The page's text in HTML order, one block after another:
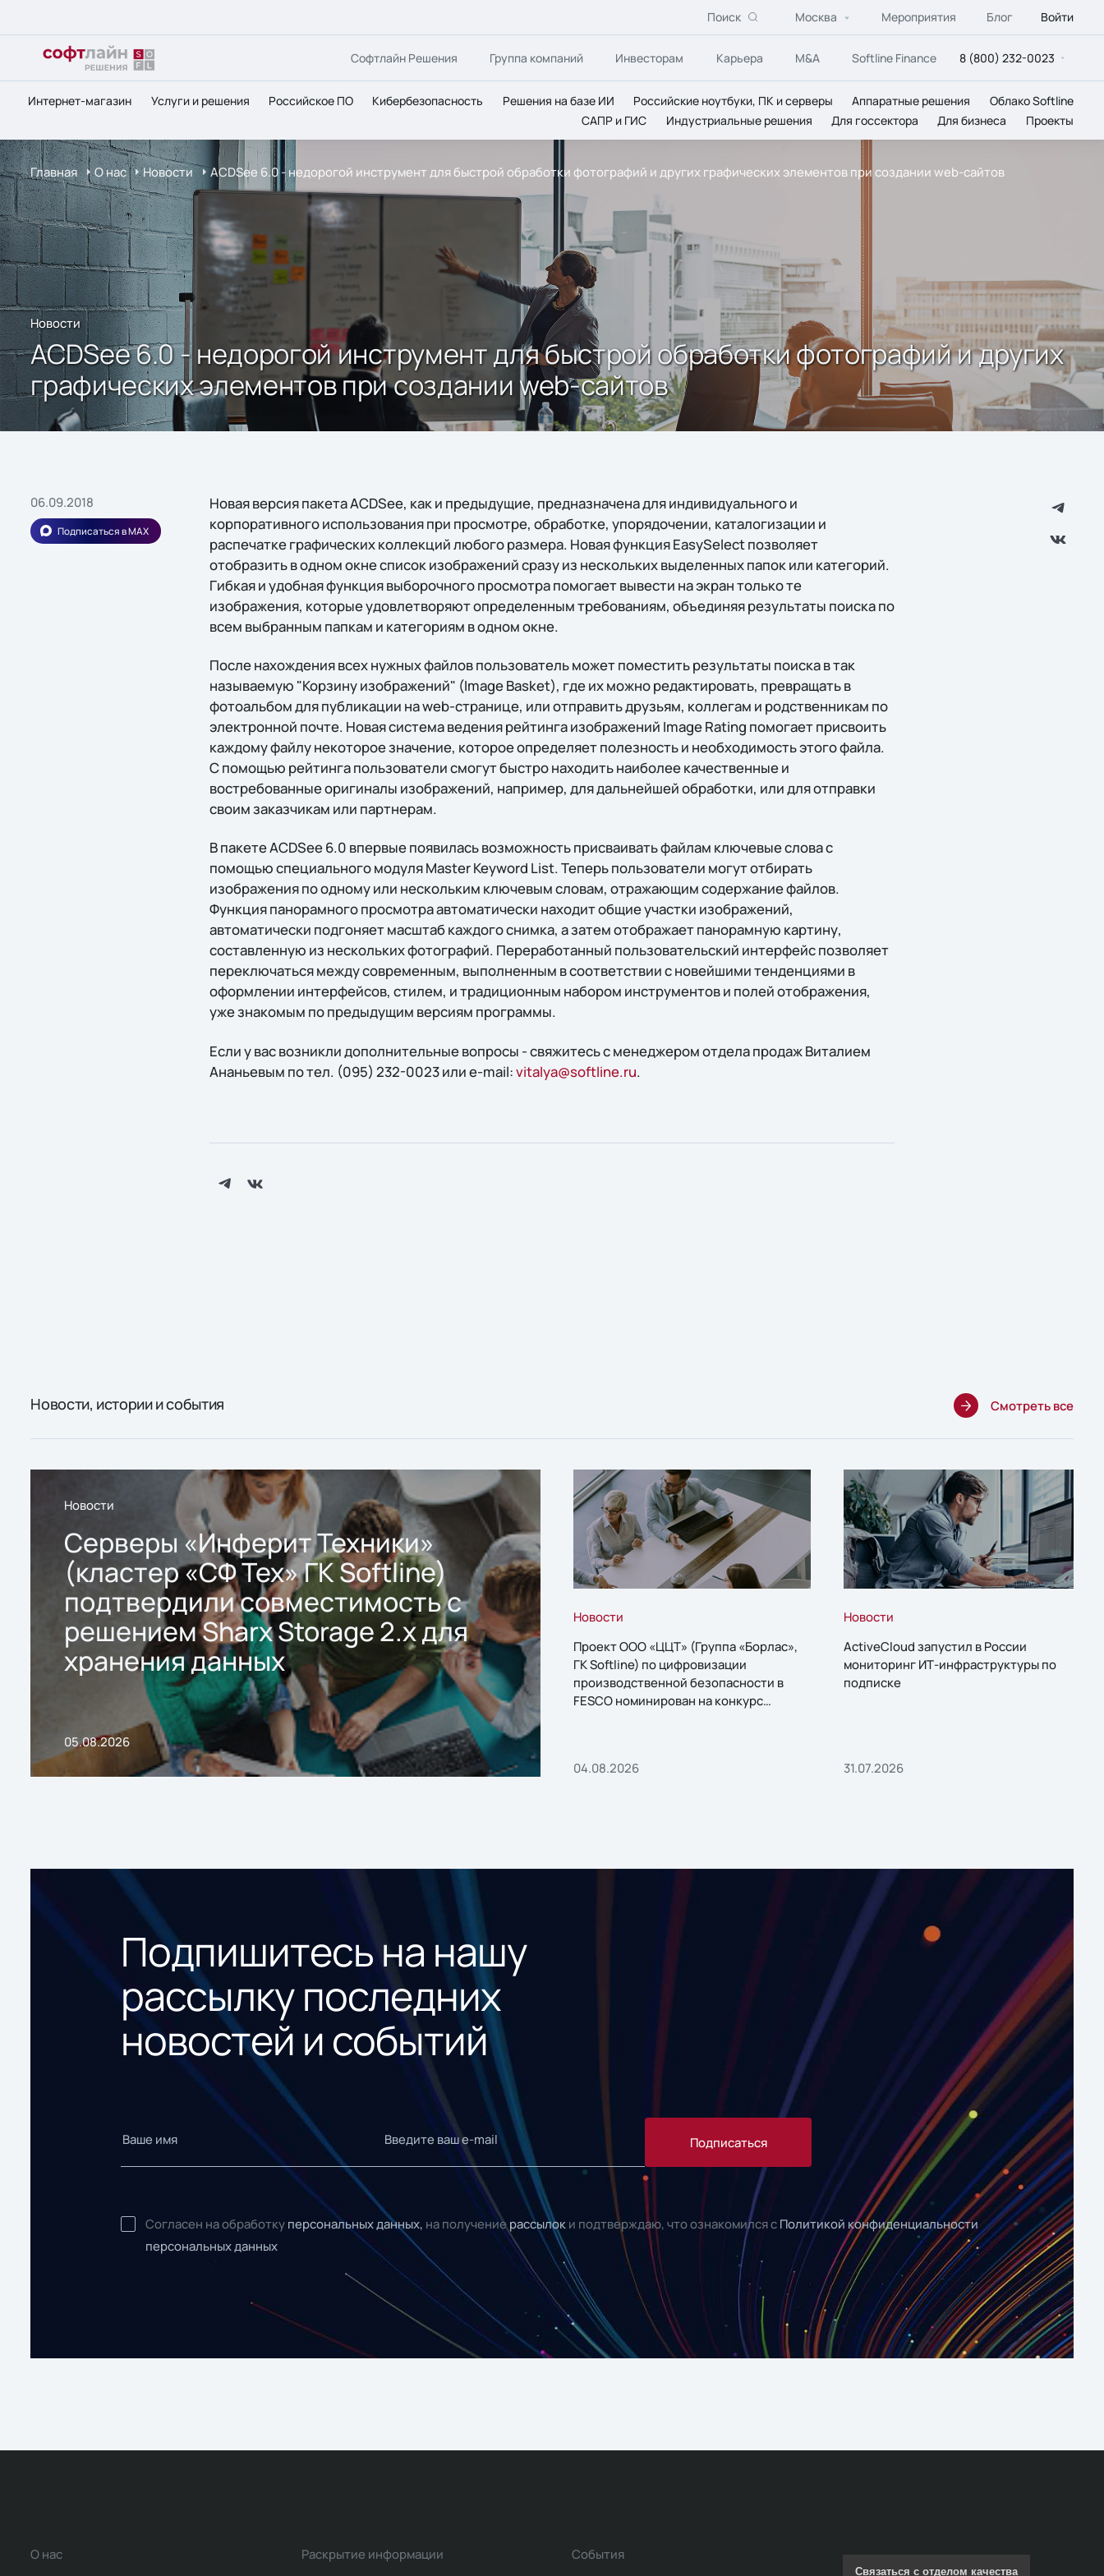
Поиск Москва Мероприятия Блог Войти
Софтлайн Решения Группа компаний Инвесторам Карьера M&A Softline Finance 8 (800) 232-0023
Интернет-магазин Услуги и решения Российское ПО Кибербезопасность Решения на базе ИИ Российские ноутбуки, ПК и серверы Аппаратные решения
Облако Softline
САПР и ГИС
Индустриальные решения Для госсектора Для бизнеса Проекты
Главная О нас Новости ACDSee 6.0 - недорогой инструмент для быстрой обработки фотографий и других графических элементов при создании web-сайтов
Новости
ACDSee 6.0 - недорогой инструмент для быстрой обработки фотографий и других
графических элементов при создании web-сайтов
06.09.2018
Подписаться в MAX
Новая версия пакета ACDSee, как и предыдущие, предназначена для индивидуального и
корпоративного использования при просмотре, обработке, упорядочении, каталогизации и
распечатке графических коллекций любого размера. Новая функция EasySelect позволяет
отобразить в одном окне список изображений сразу из нескольких выделенных папок или категорий.
Гибкая и удобная функция выборочного просмотра помогает вывести на экран только те
изображения, которые удовлетворяют определенным требованиям, объединяя результаты поиска по
всем выбранным папкам и категориям в одном окне.
После нахождения всех нужных файлов пользователь может поместить результаты поиска в так
называемую "Корзину изображений" (Image Basket), где их можно редактировать, превращать в
фотоальбом для публикации на web-странице, или отправить друзьям, коллегам и родственникам по
электронной почте. Новая система ведения рейтинга изображений Image Rating помогает присвоить
каждому файлу некоторое значение, которое определяет полезность и необходимость этого файла.
С помощью рейтинга пользователи смогут быстро находить наиболее качественные и
востребованные оригиналы изображений, например, для дальнейшей обработки, или для отправки
своим заказчикам или партнерам.
В пакете ACDSee 6.0 впервые появилась возможность присваивать файлам ключевые слова с
помощью специального модуля Master Keyword List. Теперь пользователи могут отбирать
изображения по одному или нескольким ключевым словам, отражающим содержание файлов.
Функция панорамного просмотра автоматически находит общие участки изображений,
автоматически подгоняет масштаб каждого снимка, а затем отображает панорамную картину,
составленную из нескольких фотографий. Переработанный пользовательский интерфейс позволяет
переключаться между современным, выполненным в соответствии с новейшими тенденциями в
оформлении интерфейсов, стилем, и традиционным набором инструментов и полей отображения,
уже знакомым по предыдущим версиям программы.
Если у вас возникли дополнительные вопросы - свяжитесь с менеджером отдела продаж Виталием
Ананьевым по тел. (095) 232-0023 или e-mail:vitalya@softline.ru.
Новости, истории и события Смотреть все
Новости
Серверы «Инферит Техники»
(кластер «СФ Тех» ГК Softline)
подтвердили совместимость с
решением Sharx Storage 2.x для
хранения данных
05.08.2026
Новости
Проект ООО «ЦЦТ» (Группа «Борлас»,
ГК Softline) по цифровизации
производственной безопасности в
FESCO номинирован на конкурс
04.08.2026
Новости
ActiveCloud запустил в России
мониторинг ИТ-инфраструктуры по
подписке
31.07.2026
Подпишитесь на нашу
рассылку последних
новостей и событий
Подписаться
Согласен на обработку персональных данных, на получениерассылок и подтверждаю, что ознакомился с Политикой конфиденциальности
персональных данных
О нас
Раскрытие информации
События
Связаться с отделом качества